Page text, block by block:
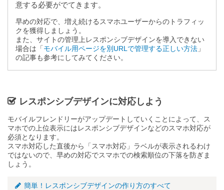
意する必要がでてきます。
早めの対応で、増え続けるスマホユーザーからのトラフィッ
クを獲得しましょう。
また、サイトの管理上レスポンシブデザインを導入できない
場合は「モバイル用ページを別URLで管理する正しい方法 」
の記事も参考にしてみてください。
レスポンシブデザインに対応しよう
モバイルフレンドリーがアップデートしていくことによって、ス
マホでの上位表示にはレスポンシブデザインなどのスマホ対応が
必須となります。
スマホ対応した直後から「スマホ対応」ラベルが表示されるわけ
ではないので、早めの対応でスマホでの検索順位の下落を防ぎま
しょう。
簡単！レスポンシブデザインの作り方のすべて